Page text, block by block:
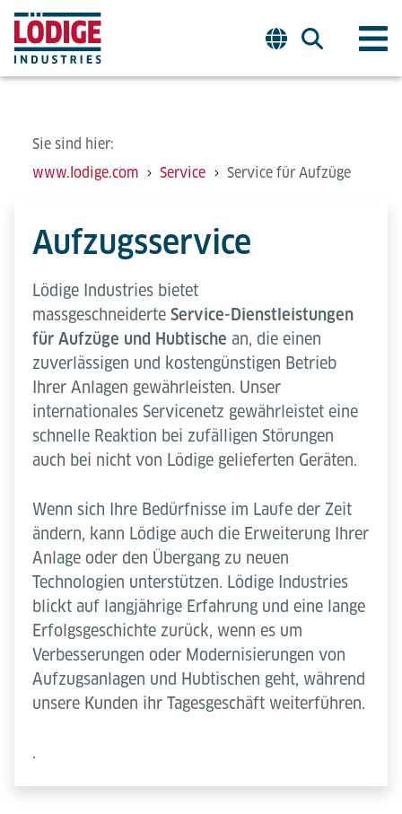
Sie sind hier:
www.lodige.com
Service Service für Aufzüge
Aufzugsservice
Lödige Industries bietet
massgeschneiderte Service-Dienstleistungen
für Aufzüge und Hubtische an, die einen
zuverlässigen und kostengünstigen Betrieb
Ihrer Anlagen gewährleisten. Unser
internationales Servicenetz gewährleistet eine
schnelle Reaktion bei zufälligen Störungen
auch bei nicht von Lödige gelieferten Geräten.
Wenn sich Ihre Bedürfnisse im Laufe der Zeit
ändern, kann Lödige auch die Erweiterung Ihrer
Anlage oder den Übergang zu neuen
Technologien unterstützen. Lödige Industries
blickt auf langjährige Erfahrung und eine lange
Erfolgsgeschichte zurück, wenn es um
Verbesserungen oder Modernisierungen von
Aufzugsanlagen und Hubtischen geht, während
unsere Kunden ihr Tagesgeschäft weiterführen.
.